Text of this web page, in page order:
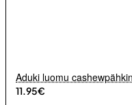
Aduki luomu
11.95€